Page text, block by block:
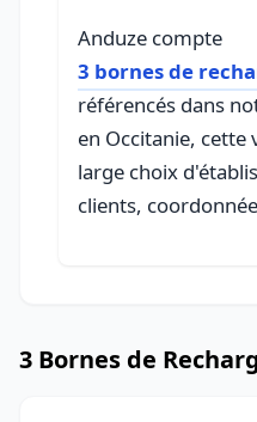
Anduze compte
3 bornes de
référencés dans
en Occitanie, cette
large choix
clients,
3 Bornes de